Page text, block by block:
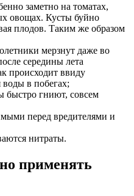
заметно на томатах,
овощах. Кусты буйно
плодов. Таким же образом
мерзнут даже во
середины лета
происходит ввиду
в побегах;
быстро гниют, совсем
перед вредителями и
нитраты.
применять